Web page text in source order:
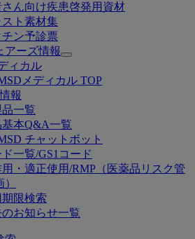
さん向け疾患啓発用資材
スト素材集
ン予診票
アーズ情報
Open
ィカル
メディカル TOP
報
一覧
基本Q&A一覧
チャットボット
一覧/GS1コード
用・適正使用/RMP（医薬品リスク管
限検索
のお知らせ一覧